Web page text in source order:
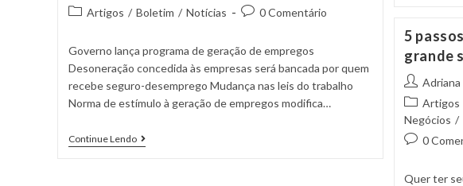
Artigos / Boletim / Notícias 0 Comentário
Governo lança programa de geração de empregos
Desoneração concedida às empresas será bancada por quem
recebe seguro-desemprego Mudança nas leis do trabalho
Norma de estímulo à geração de empregos modifica…
Continue Lendo
5
grande
Adriana
Artigos
Negócios /
0
Quer ter